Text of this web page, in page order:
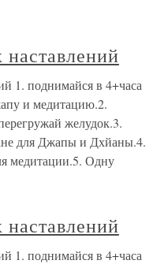
1. поднимайся в 4+часа
и медитацию.2.
желудок.3.
для Джапы и Дхйаны.4.
медитации.5. Одну
1. поднимайся в 4+часа